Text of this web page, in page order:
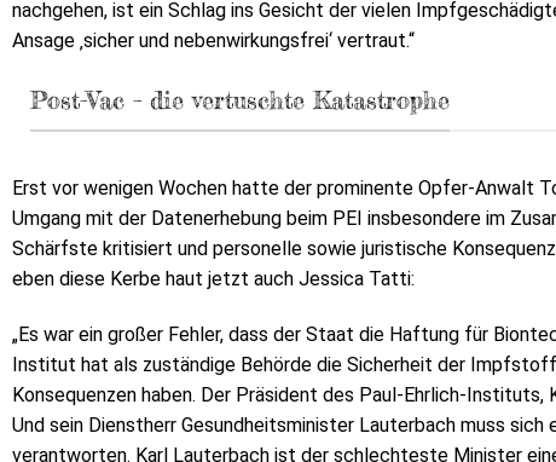
nachgehen, ist ein Schlag ins Gesicht der vielen
Ansage ‚sicher und nebenwirkungsfrei‘ vertraut.“
Post-Vac – die vertuschte Katastrophe
Erst vor wenigen Wochen hatte der prominente Opfer-Anwalt
Umgang mit der Datenerhebung beim PEI insbesondere im
Schärfste kritisiert und personelle sowie juristische
eben diese Kerbe haut jetzt auch Jessica Tatti:
„Es war ein großer Fehler, dass der Staat die Haftung für
Institut hat als zuständige Behörde die Sicherheit der
Konsequenzen haben. Der Präsident des Paul-Ehrlich-
Und sein Dienstherr Gesundheitsminister Lauterbach muss sich
verantworten. Karl Lauterbach ist der schlechteste Minister